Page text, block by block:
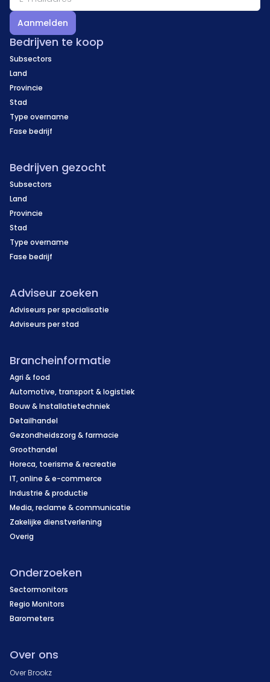
Aanmelden
Bedrijven te koop
Subsectors
Land
Provincie
Stad
Type overname
Fase bedrijf
Bedrijven gezocht
Subsectors
Land
Provincie
Stad
Type overname
Fase bedrijf
Adviseur zoeken
Adviseurs per specialisatie
Adviseurs per stad
Brancheinformatie
Agri & food
Automotive, transport & logistiek
Bouw & Installatietechniek
Detailhandel
Gezondheidszorg & farmacie
Groothandel
Horeca, toerisme & recreatie
IT, online & e-commerce
Industrie & productie
Media, reclame & communicatie
Zakelijke dienstverlening
Overig
Onderzoeken
Sectormonitors
Regio Monitors
Barometers
Over ons
Over Brookz